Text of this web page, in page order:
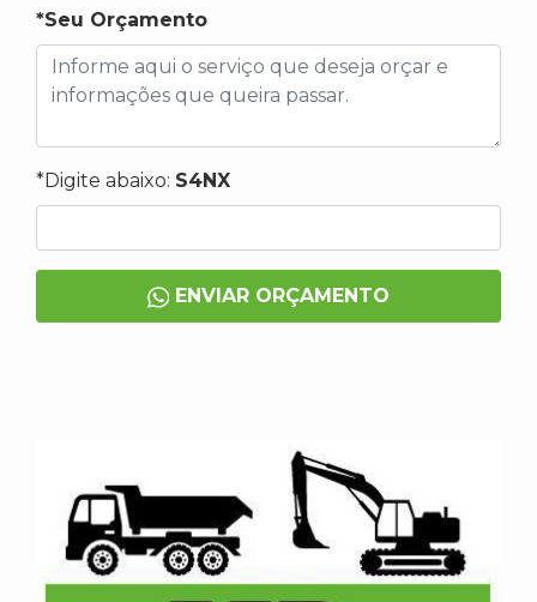
*Seu Orçamento
*Digite abaixo: S4NX
ENVIAR ORÇAMENTO